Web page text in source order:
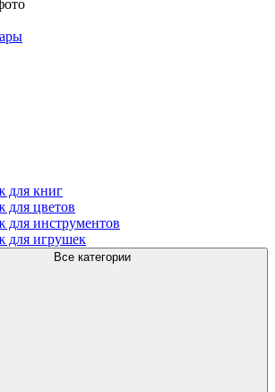
для книг
для цветов
для инструментов
для игрушек
Все категории